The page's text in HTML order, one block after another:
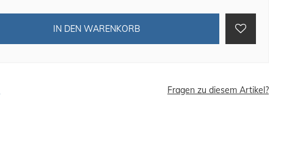
IN DEN WARENKORB
Fragen zu diesem Artikel?